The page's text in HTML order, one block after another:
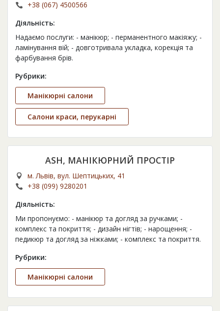
+38 (067) 4500566
Діяльність:
Надаємо послуги: - манікюр; - перманентного макіяжу; -
ламінування вій; - довготривала укладка, корекція та
фарбування брів.
Рубрики:
Манікюрні салони
Салони краси, перукарні
ASH, МАНІКЮРНИЙ ПРОСТІР
м. Львів, вул. Шептицьких, 41
+38 (099) 9280201
Діяльність:
Ми пропонуємо: - манікюр та догляд за ручками; -
комплекс та покриття; - дизайн нігтів; - нарощення; -
педикюр та догляд за ніжками; - комплекс та покриття.
Рубрики:
Манікюрні салони